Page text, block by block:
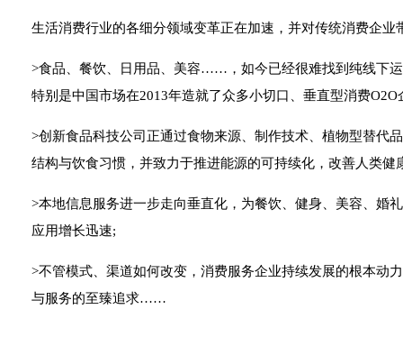
生活消费行业的各细分领域变革正在加速，并对传统消费企业
>食品、餐饮、日用品、美容……，如今已经很难找到纯线下
特别是中国市场在2013年造就了众多小切口、垂直型消费O2O
>创新食品科技公司正通过食物来源、制作技术、植物型替代
结构与饮食习惯，并致力于推进能源的可持续化，改善人类健
>本地信息服务进一步走向垂直化，为餐饮、健身、美容、婚
应用增长迅速;
>不管模式、渠道如何改变，消费服务企业持续发展的根本动
与服务的至臻追求……